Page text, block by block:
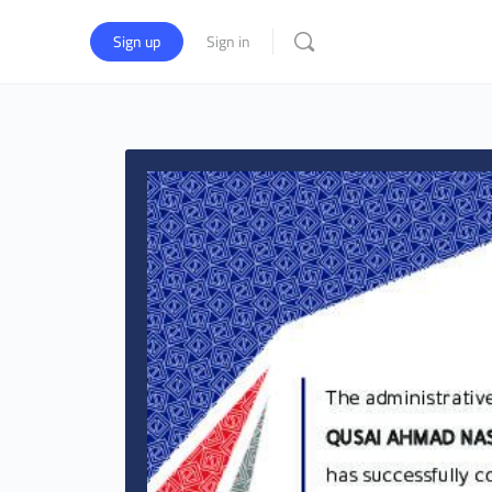
Sign in
Sign up